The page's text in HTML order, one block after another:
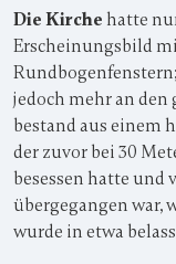
Die Kirche hatte
Erscheinungsbild
jedoch mehr an
bestand aus einem
der zuvor bei 30
besessen hatte und
übergegangen war,
wurde in etwa